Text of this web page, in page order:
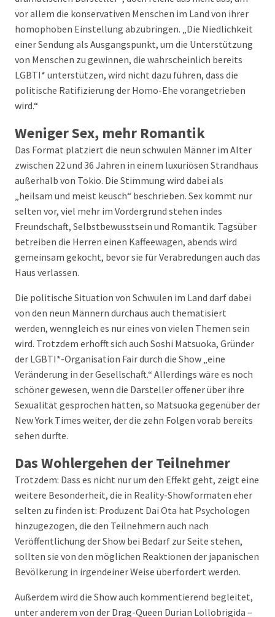
vor allem die konservativen Menschen im Land von ihrer
homophoben Einstellung abzubringen. „Die Niedlichkeit
einer Sendung als Ausgangspunkt, um die Unterstützung
von Menschen zu gewinnen, die wahrscheinlich bereits
LGBTI* unterstützen, wird nicht dazu führen, dass die
politische Ratifizierung der Homo-Ehe vorangetrieben
wird.“
Weniger Sex, mehr Romantik
Das Format platziert die neun schwulen Männer im Alter
zwischen 22 und 36 Jahren in einem luxuriösen Strandhaus
außerhalb von Tokio. Die Stimmung wird dabei als
„heilsam und meist keusch“ beschrieben. Sex kommt nur
selten vor, viel mehr im Vordergrund stehen indes
Freundschaft, Selbstbewusstsein und Romantik. Tagsüber
betreiben die Herren einen Kaffeewagen, abends wird
gemeinsam gekocht, bevor sie für Verabredungen auch das
Haus verlassen.
Die politische Situation von Schwulen im Land darf dabei
von den neun Männern durchaus auch thematisiert
werden, wenngleich es nur eines von vielen Themen sein
wird. Trotzdem erhofft sich auch Soshi Matsuoka, Gründer
der LGBTI*-Organisation Fair durch die Show „eine
Veränderung in der Gesellschaft.“ Allerdings wäre es noch
schöner gewesen, wenn die Darsteller offener über ihre
Sexualität gesprochen hätten, so Matsuoka gegenüber der
New York Times weiter, der die zehn Folgen vorab bereits
sehen durfte.
Das Wohlergehen der Teilnehmer
Trotzdem: Dass es nicht nur um den Effekt geht, zeigt eine
weitere Besonderheit, die in Reality-Showformaten eher
selten zu finden ist: Produzent Dai Ota hat Psychologen
hinzugezogen, die den Teilnehmern auch nach
Veröffentlichung der Show bei Bedarf zur Seite stehen,
sollten sie von den möglichen Reaktionen der japanischen
Bevölkerung in irgendeiner Weise überfordert werden.
Außerdem wird die Show auch kommentierend begleitet,
unter anderem von der Drag-Queen Durian Lollobrigida –